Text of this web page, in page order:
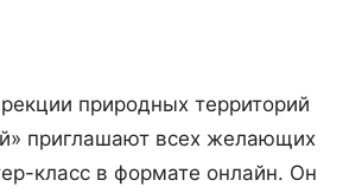
природных территорий
приглашают всех желающих
класс в формате онлайн. Он